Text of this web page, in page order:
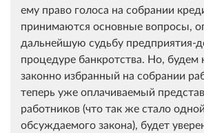
ему право голоса на собрании
принимаются основные вопросы,
дальнейшую судьбу предприятия-
процедуре банкротства. Но, будем
законно избранный на собрании
теперь уже оплачиваемый
работников (что так же стало
обсуждаемого закона), будет